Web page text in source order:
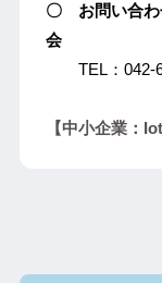
〇 お問い合わ
会
TEL：042-
【中小企業：